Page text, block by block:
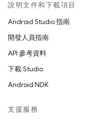
說明文件和下載項目
Android Studio 指南
開發人員指南
API 參考資料
下載 Studio
Android NDK
支援服務